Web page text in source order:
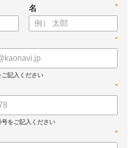
*
名
*
*
*